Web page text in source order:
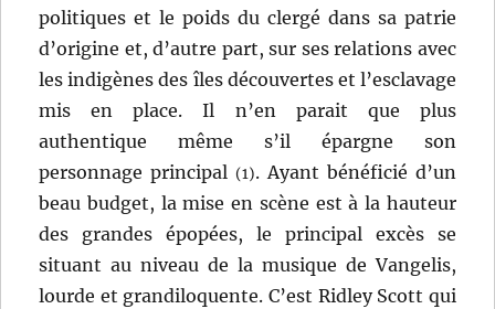
politiques et le poids du clergé dans sa patrie
d’origine et, d’autre part, sur ses relations avec
les indigènes des îles découvertes et l’esclavage
mis en place. Il n’en parait que plus
authentique même s’il épargne son
personnage principal(1). Ayant bénéficié d’un
beau budget, la mise en scène est à la hauteur
des grandes épopées, le principal excès se
situant au niveau de la musique de Vangelis,
lourde et grandiloquente. C’est Ridley Scott qui